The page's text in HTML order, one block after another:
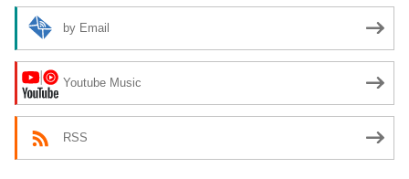
by Email
Youtube Music
RSS